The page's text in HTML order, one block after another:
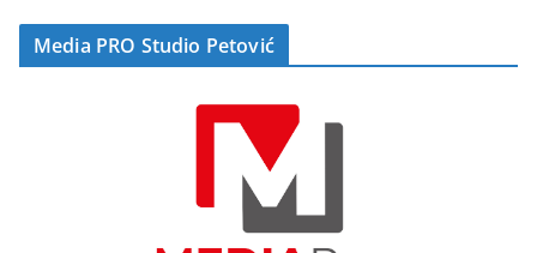
Media PRO Studio Petović